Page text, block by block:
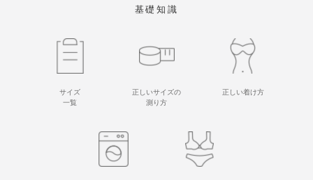
基礎知識
サイズ
一覧
正しいサイズの
測り方
正しい着け方